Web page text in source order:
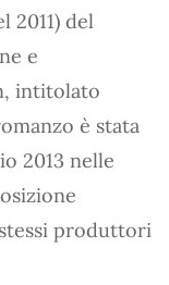
2011) del
e
intitolato
è stata
2013 nelle
produttori